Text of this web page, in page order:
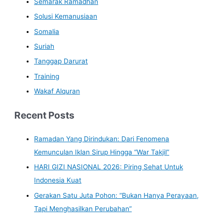
Solusi Kemanusiaan
Somalia
Suriah
Tanggap Darurat
Training
Wakaf Alquran
Recent Posts
Ramadan Yang Dirindukan: Dari Fenomena
Kemunculan Iklan Sirup Hingga “War Takjil”
HARI GIZI NASIONAL 2026: Piring Sehat Untuk
Indonesia Kuat
Gerakan Satu Juta Pohon: “Bukan Hanya Perayaan,
Tapi Menghasilkan Perubahan”